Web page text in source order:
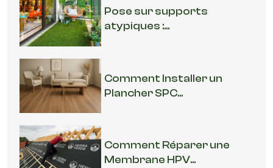
Pose sur supports
atypiques :...
Comment Installer un
Plancher SPC...
Comment Réparer une
Membrane HPV...